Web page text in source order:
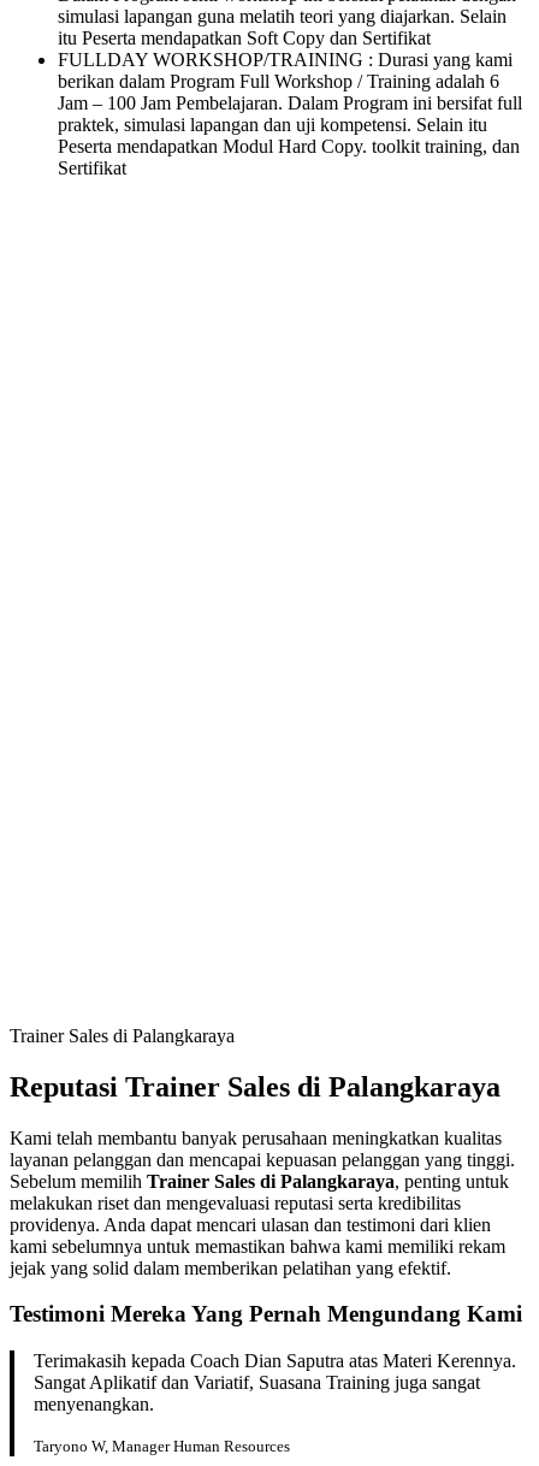
simulasi lapangan guna melatih teori yang diajarkan. Selain
itu Peserta mendapatkan Soft Copy dan Sertifikat
FULLDAY WORKSHOP/TRAINING : Durasi yang kami
berikan dalam Program Full Workshop / Training adalah 6
Jam – 100 Jam Pembelajaran. Dalam Program ini bersifat full
praktek, simulasi lapangan dan uji kompetensi. Selain itu
Peserta mendapatkan Modul Hard Copy. toolkit training, dan
Sertifikat
Trainer Sales di Palangkaraya
Reputasi Trainer Sales di Palangkaraya
Kami telah membantu banyak perusahaan meningkatkan kualitas
layanan pelanggan dan mencapai kepuasan pelanggan yang tinggi.
Sebelum memilih Trainer Sales di Palangkaraya, penting untuk
melakukan riset dan mengevaluasi reputasi serta kredibilitas
providenya. Anda dapat mencari ulasan dan testimoni dari klien
kami sebelumnya untuk memastikan bahwa kami memiliki rekam
jejak yang solid dalam memberikan pelatihan yang efektif.
Testimoni Mereka Yang Pernah Mengundang Kami
Terimakasih kepada Coach Dian Saputra atas Materi Kerennya.
Sangat Aplikatif dan Variatif, Suasana Training juga sangat
menyenangkan.
Taryono W, Manager Human Resources